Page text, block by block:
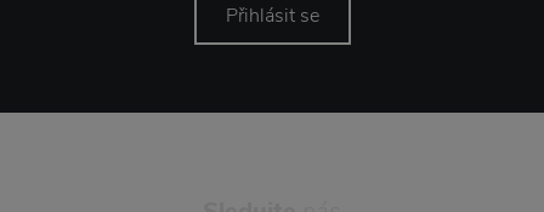
Přihlásit se